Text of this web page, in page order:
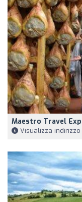
Maestro Travel
Visualizza